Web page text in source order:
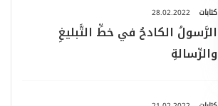
كتابات 28.02.2022
الرَّسولُ الكادحُ في خطِّ التَّبليغِ
والرِّسالةِ